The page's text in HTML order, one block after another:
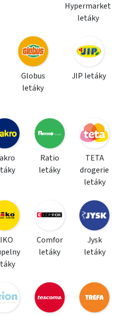
Hypermarket
letáky
Globus
letáky
JIP letáky
Ratio
letáky
TETA
drogerie
letáky
Comfor
letáky
Jysk
letáky